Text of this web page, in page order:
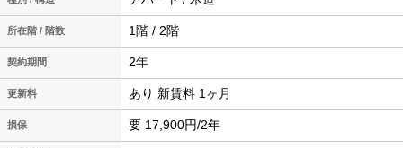
所在階 / 階数 1階 / 2階
契約期間 2年
更新料 あり 新賃料 1ヶ月
損保 要 17,900円/2年